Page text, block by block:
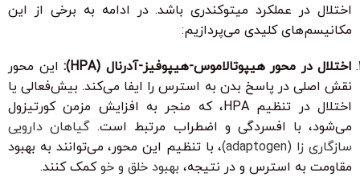
اختلال در عملکرد میتوکندری باشد. در ادامه به برخی از این
مکانیسم‌های کلیدی می‌پردازیم:
اختلال در محور هیپوتالاموس-هیپوفیز-آدرنال (HPA):
این محور
نقش اصلی در پاسخ بدن به استرس را ایفا می‌کند. بیش‌فعالی یا
اختلال در تنظیم HPA، که منجر به افزایش مزمن کورتیزول
می‌شود، با افسردگی و اضطراب مرتبط است. گیاهان دارویی
سازگاری زا (adaptogen)
، با تنظیم این محور، می‌توانند به بهبود
مقاومت به استرس و در نتیجه، بهبود خلق و خوکمک کنند.